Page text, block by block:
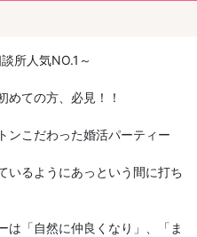
所人気NO.1～
めての方、必見！！
ンこだわった婚活パーティー
いるようにあっという間に打ち
は「自然に仲良くなり」、「ま